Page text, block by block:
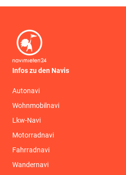
Infos zu den Navis
Autonavi
Wohnmobilnavi
Lkw-Navi
Motorradnavi
Fahrradnavi
Wandernavi